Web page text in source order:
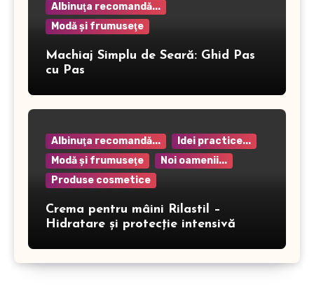
Albinuţa recomandă...
Modă şi frumuseţe
Machiaj Simplu de Seară: Ghid Pas
cu Pas
Albinuţa recomandă...
Idei practice...
Modă şi frumuseţe
Noi oamenii...
Produse cosmetice
Crema pentru mâini Rilastil –
Hidratare și protecție intensivă